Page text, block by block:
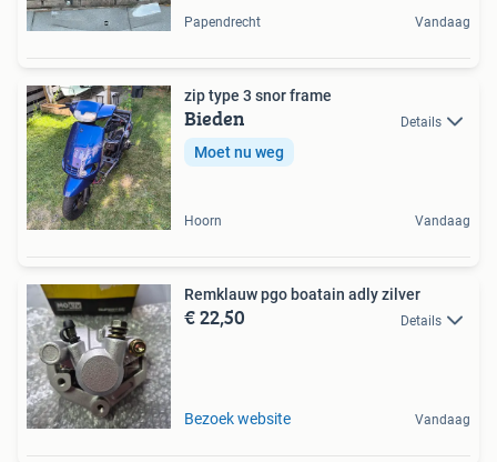
Papendrecht Vandaag
zip type 3 snor frame
Bieden Details
Moet nu weg
Hoorn Vandaag
Remklauw pgo boatain adly zilver
€ 22,50 Details
Bezoek website Vandaag